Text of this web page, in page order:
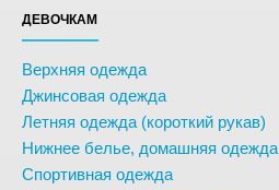
ДЕВОЧКАМ
Верхняя одежда
Джинсовая одежда
Летняя одежда (короткий рукав)
Нижнее белье, домашняя одежда
Спортивная одежда